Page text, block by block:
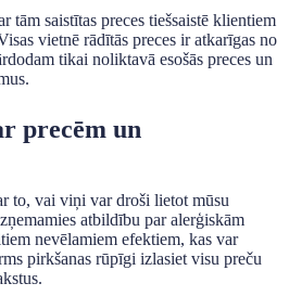
tām saistītas preces tiešsaistē klientiem
vietnē rādītās preces ir atkarīgas no
tikai noliktavā esošās preces un
precēm un
to, vai viņi var droši lietot mūsu
atbildību par alerģiskām
nevēlamiem efektiem, kas var
pirkšanas rūpīgi izlasiet visu preču